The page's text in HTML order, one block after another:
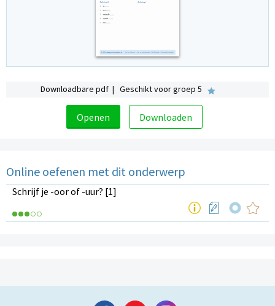
Downloadbare pdf | Geschikt voor groep 5
Openen Downloaden
Online oefenen met dit onderwerp
Schrijf je -oor of -uur? [1]